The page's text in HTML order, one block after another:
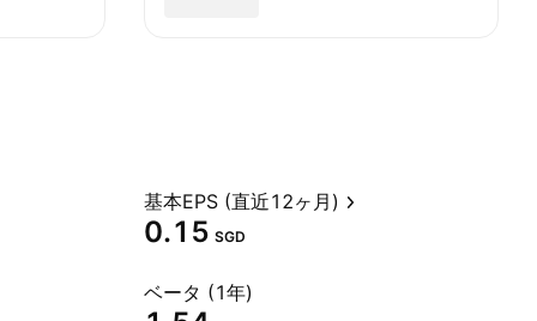
基本EPS (直近12ヶ月)
0.15 SGD
ベータ (1年)